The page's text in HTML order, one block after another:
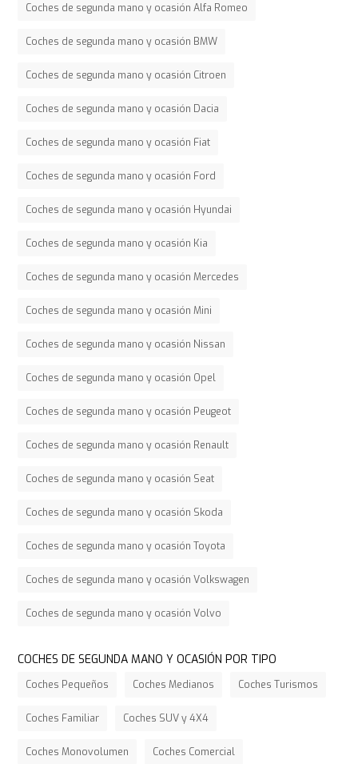
Coches de segunda mano y ocasión Alfa Romeo
Coches de segunda mano y ocasión BMW
Coches de segunda mano y ocasión Citroen
Coches de segunda mano y ocasión Dacia
Coches de segunda mano y ocasión Fiat
Coches de segunda mano y ocasión Ford
Coches de segunda mano y ocasión Hyundai
Coches de segunda mano y ocasión Kia
Coches de segunda mano y ocasión Mercedes
Coches de segunda mano y ocasión Mini
Coches de segunda mano y ocasión Nissan
Coches de segunda mano y ocasión Opel
Coches de segunda mano y ocasión Peugeot
Coches de segunda mano y ocasión Renault
Coches de segunda mano y ocasión Seat
Coches de segunda mano y ocasión Skoda
Coches de segunda mano y ocasión Toyota
Coches de segunda mano y ocasión Volkswagen
Coches de segunda mano y ocasión Volvo
COCHES DE SEGUNDA MANO Y OCASIÓN POR TIPO
Coches Pequeños Coches Medianos Coches Turismos
Coches Familiar Coches SUV y 4X4
Coches Monovolumen Coches Comercial